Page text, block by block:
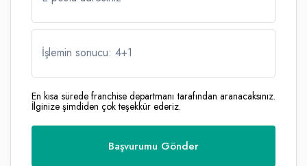
İşlemin sonucu: 4+1
En kısa sürede franchise departmanı tarafından aranacaksınız.
İlginize şimdiden çok teşekkür ederiz.